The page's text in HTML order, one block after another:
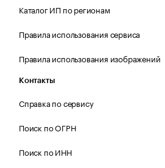
Каталог ИП по регионам
Правила использования сервиса
Правила использования изображений
Контакты
Справка по сервису
Поиск по ОГРН
Поиск по ИНН